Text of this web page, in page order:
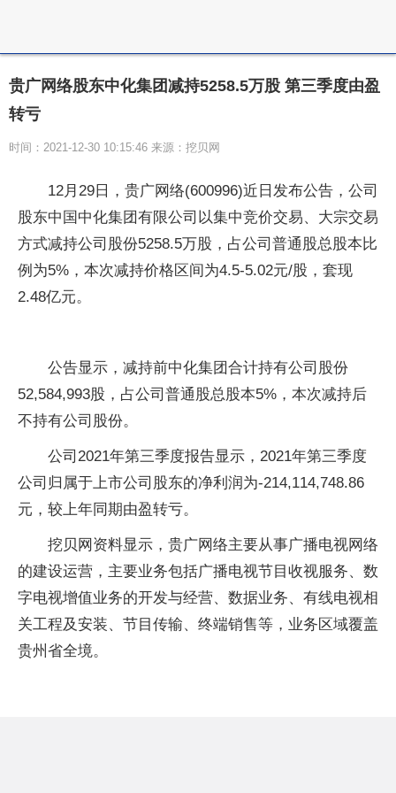
贵广网络股东中化集团减持5258.5万股 第三季度由盈
转亏
时间：2021-12-30 10:15:46 来源：挖贝网
12月29日，贵广网络(600996)近日发布公告，公司
股东中国中化集团有限公司以集中竞价交易、大宗交易
方式减持公司股份5258.5万股，占公司普通股总股本比
例为5%，本次减持价格区间为4.5-5.02元/股，套现
2.48亿元。
公告显示，减持前中化集团合计持有公司股份
52,584,993股，占公司普通股总股本5%，本次减持后
不持有公司股份。
公司2021年第三季度报告显示，2021年第三季度
公司归属于上市公司股东的净利润为-214,114,748.86
元，较上年同期由盈转亏。
挖贝网资料显示，贵广网络主要从事广播电视网络
的建设运营，主要业务包括广播电视节目收视服务、数
字电视增值业务的开发与经营、数据业务、有线电视相
关工程及安装、节目传输、终端销售等，业务区域覆盖
贵州省全境。